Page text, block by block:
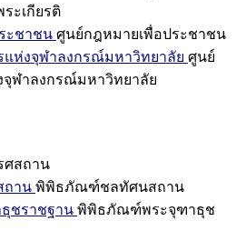
ะเกียรติ
ะชาชน ศูนย์กฎหมายเพื่อประชาชน
แห่งจุฬาลงกรณ์มหาวิทยาลัย ศูนย์
จุฬาลงกรณ์มหาวิทยาลัย
ศสถาน
าน พิพิธภัณฑ์ชลทัศนสถาน
ชราชฐาน พิพิธภัณฑ์พระจุฑาธุช